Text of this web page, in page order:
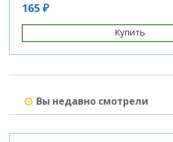
165 ₽
Купить
Вы недавно смотрели